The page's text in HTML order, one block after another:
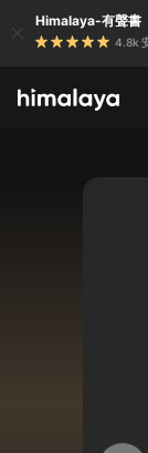
Himalaya-有聲書
4.8k